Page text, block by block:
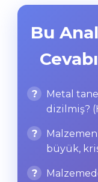
Bu
Metal
dizilmiş?
büyük,